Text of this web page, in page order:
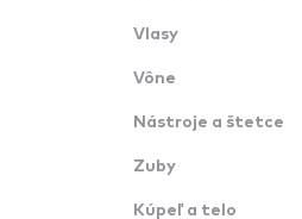
Vlasy
Vône
Nástroje a štetce
Zuby
Kúpeľ a telo